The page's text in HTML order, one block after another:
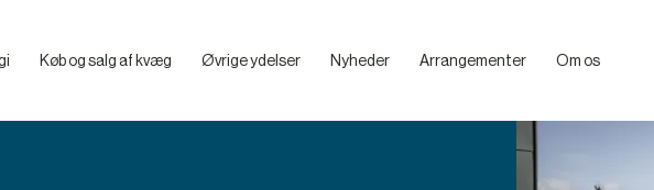
Køb og salg af kvæg Øvrige ydelser Nyheder Arrangementer Om os